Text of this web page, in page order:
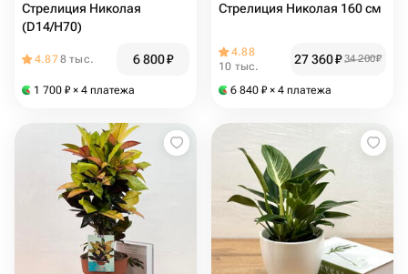
Стрелиция Николая
(D14/H70)
4.878 тыс. 6 800₽
1 700 ₽ × 4 платежа
Стрелиция Николая 160 см
4.88
10 тыс.
27 360₽ 34 200₽
6 840 ₽ × 4 платежа